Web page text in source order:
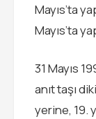
Mayıs’ta
Mayıs’ta
31 Mayıs
anıt taşı
yerine, 19.